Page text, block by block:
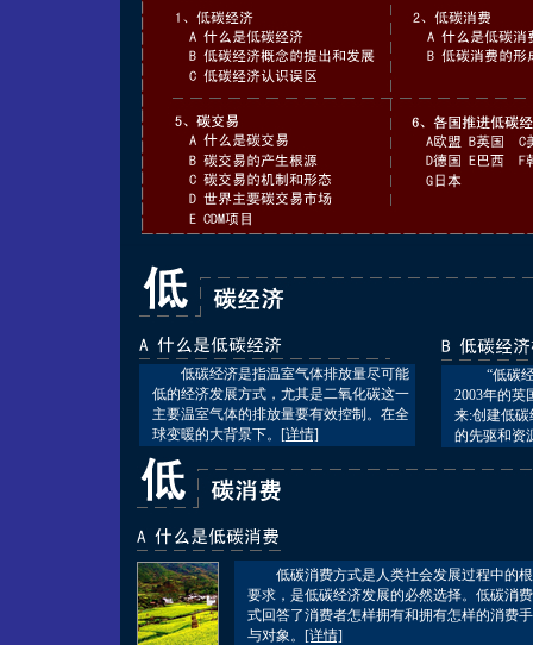
低碳经济是指温室气体排放量尽可能
低的经济发展方式，尤其是二氧化碳这一
主要温室气体的排放量要有效控制。在全
球变暖的大背景下。
[详情]
“低碳经
2003年的英
来:创建低
的先驱和资
低碳消费方式是人类社会发展过程中的
要求，是低碳经济发展的必然选择。低碳消
式回答了消费者怎样拥有和拥有怎样的消费
与对象。 [详情]